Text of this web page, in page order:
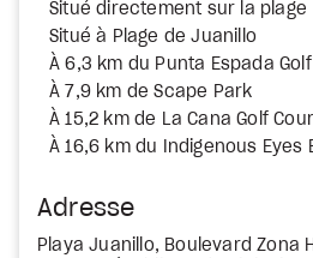
Situé directement sur la plage
Situé à Plage de Juanillo
À 6,3 km du Punta Espada
À 7,9 km de Scape Park
À 15,2 km de La Cana Golf
À 16,6 km du Indigenous Eyes
Adresse
Playa Juanillo, Boulevard Zona